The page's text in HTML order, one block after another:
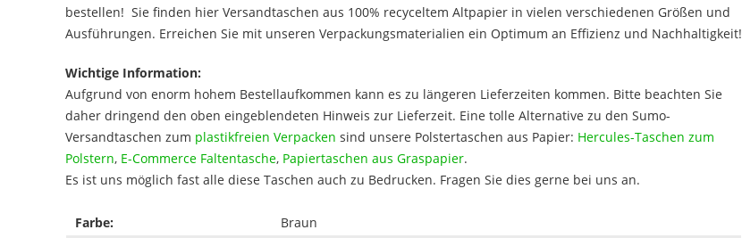
bestellen! Sie finden hier Versandtaschen aus 100% recyceltem Altpapier in vielen verschiedenen Größen und
Ausführungen. Erreichen Sie mit unseren Verpackungsmaterialien ein Optimum an Effizienz und Nachhaltigkeit!
Wichtige Information:
Aufgrund von enorm hohem Bestellaufkommen kann es zu längeren Lieferzeiten kommen. Bitte beachten Sie
daher dringend den oben eingeblendeten Hinweis zur Lieferzeit. Eine tolle Alternative zu den Sumo-
Versandtaschen zum plastikfreien Verpacken sind unsere Polstertaschen aus Papier: Hercules-Taschen zum
Polstern, E-Commerce Faltentasche, Papiertaschen aus Graspapier.
Es ist uns möglich fast alle diese Taschen auch zu Bedrucken. Fragen Sie dies gerne bei uns an.
Farbe:
Braun